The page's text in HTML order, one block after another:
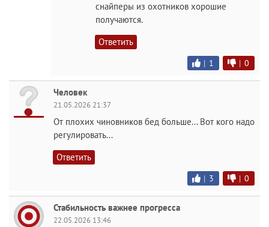
снайперы из охотников хорошие
получаются.
Ответить
| 1 | 0
Человек
21.05.2026 21:37
От плохих чиновников бед больше... Вот кого надо
регулировать...
Ответить
| 3 | 0
Стабильность важнее прогресса
22.05.2026 13:46